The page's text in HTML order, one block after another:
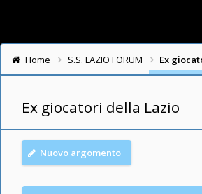
Home S.S. LAZIO FORUM Ex
Ex giocatori della Lazio
Nuovo argomento